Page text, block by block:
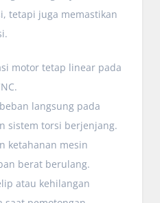
tetapi juga memastikan
motor tetap linear pada
langsung pada
sistem torsi berjenjang.
ketahanan mesin
berat berulang.
atau kehilangan